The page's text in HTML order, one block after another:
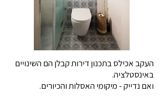
העקב אכילס בתכנון דירות קבלן הם השינויים
באינסטלציה.
ואם נדייק - מיקומי האסלות והכיורים.